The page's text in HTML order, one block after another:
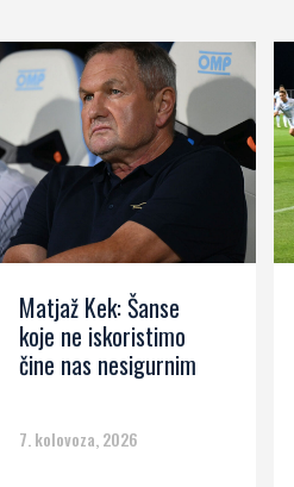
Matjaž Kek: Šanse
koje ne iskoristimo
čine nas nesigurnim
7. kolovoza, 2026